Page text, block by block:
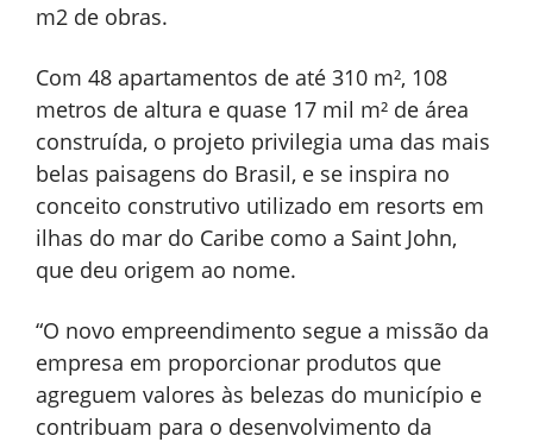
m2 de obras.
Com 48 apartamentos de até 310 m², 108
metros de altura e quase 17 mil m² de área
construída, o projeto privilegia uma das mais
belas paisagens do Brasil, e se inspira no
conceito construtivo utilizado em resorts em
ilhas do mar do Caribe como a Saint John,
que deu origem ao nome.
“O novo empreendimento segue a missão da
empresa em proporcionar produtos que
agreguem valores às belezas do município e
contribuam para o desenvolvimento da